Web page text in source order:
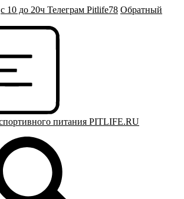
с 10 до 20ч Телеграм Pitlife78 Обратный